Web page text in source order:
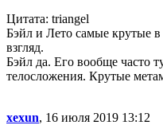
Цитата: triangel
Бэйл и Лето самые крутые
взгляд.
Бэйл да. Его вообще часто
телосложения. Крутые
xexun, 16 июля 2019 13:12